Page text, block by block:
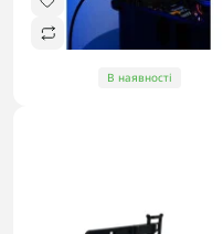
В наявності